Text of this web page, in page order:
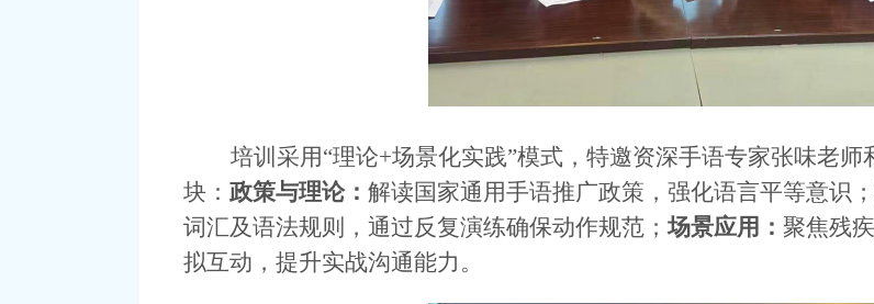
培训采用“理论+场景化实践”模式，特邀资深手语专家张味老师
块： 政策与理论： 解读国家通用手语推广政策，强化语言平等意识；
词汇及语法规则，通过反复演练确保动作规范；场景应用 ： 聚焦残
拟互动，提升实战沟通能力。